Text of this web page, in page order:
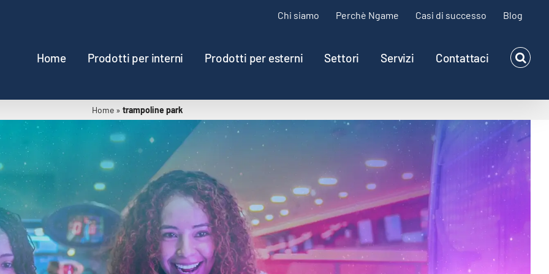
Chi siamo Perchè Ngame Casi di successo Blog
Home Prodotti per interni Prodotti per esterni Settori Servizi Contattaci
Home » trampoline park